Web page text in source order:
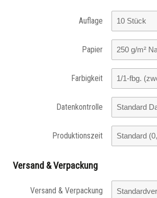
Auflage
Papier
Farbigkeit
Datenkontrolle
Produktionszeit
Versand & Verpackung
Versand & Verpackung